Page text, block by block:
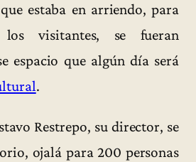
estaba en arriendo, para
visitantes, se fueran
espacio que algún día será
.
Restrepo, su director, se
ojalá para 200 personas